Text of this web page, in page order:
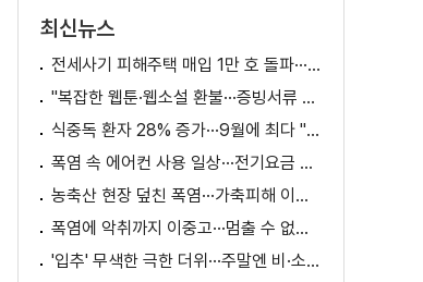
최신뉴스
전세사기 피해주택 매입 1만 호 돌파···피해 지원 속도
"복잡한 웹툰·웹소설 환불···증빙서류 요구까지"
식중독 환자 28% 증가···9월에 최다 "입추 방심 금물"
폭염 속 에어컨 사용 일상···전기요금 줄이려면?
농축산 현장 덮친 폭염···가축피해 이틀 새 28만 마리↑
폭염에 악취까지 이중고···멈출 수 없는 필수노동
'입추' 무색한 극한 더위···주말엔 비·소나기